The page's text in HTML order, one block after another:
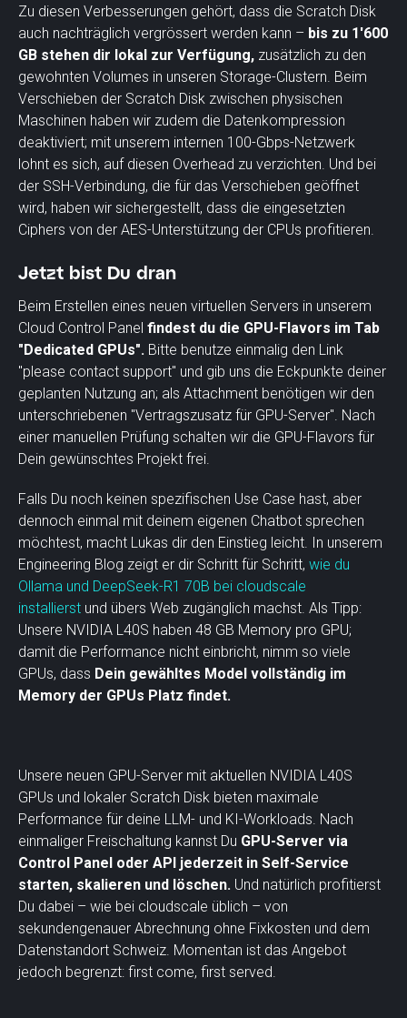
Zu diesen Verbesserungen gehört, dass die Scratch Disk
auch nachträglich vergrössert werden kann – bis zu 1'600
GB stehen dir lokal zur Verfügung, zusätzlich zu den
gewohnten Volumes in unseren Storage-Clustern. Beim
Verschieben der Scratch Disk zwischen physischen
Maschinen haben wir zudem die Datenkompression
deaktiviert; mit unserem internen 100-Gbps-Netzwerk
lohnt es sich, auf diesen Overhead zu verzichten. Und bei
der SSH-Verbindung, die für das Verschieben geöffnet
wird, haben wir sichergestellt, dass die eingesetzten
Ciphers von der AES-Unterstützung der CPUs profitieren.
Jetzt bist Du dran
Beim Erstellen eines neuen virtuellen Servers in unserem
Cloud Control Panel findest du die GPU-Flavors im Tab
"Dedicated GPUs". Bitte benutze einmalig den Link
"please contact support" und gib uns die Eckpunkte deiner
geplanten Nutzung an; als Attachment benötigen wir den
unterschriebenen "Vertragszusatz für GPU-Server". Nach
einer manuellen Prüfung schalten wir die GPU-Flavors für
Dein gewünschtes Projekt frei.
Falls Du noch keinen spezifischen Use Case hast, aber
dennoch einmal mit deinem eigenen Chatbot sprechen
möchtest, macht Lukas dir den Einstieg leicht. In unserem
Engineering Blog zeigt er dir Schritt für Schritt, wie du
Ollama und DeepSeek-R1 70B bei cloudscale
installierst und übers Web zugänglich machst. Als Tipp:
Unsere NVIDIA L40S haben 48 GB Memory pro GPU;
damit die Performance nicht einbricht, nimm so viele
GPUs, dass Dein gewähltes Model vollständig im
Memory der GPUs Platz findet.
Unsere neuen GPU-Server mit aktuellen NVIDIA L40S
GPUs und lokaler Scratch Disk bieten maximale
Performance für deine LLM- und KI-Workloads. Nach
einmaliger Freischaltung kannst Du GPU-Server via
Control Panel oder API jederzeit in Self-Service
starten, skalieren und löschen. Und natürlich profitierst
Du dabei – wie bei cloudscale üblich – von
sekundengenauer Abrechnung ohne Fixkosten und dem
Datenstandort Schweiz. Momentan ist das Angebot
jedoch begrenzt: first come, first served.